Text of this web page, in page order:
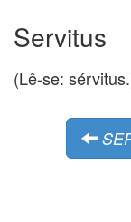
Servitus
(Lê-se: